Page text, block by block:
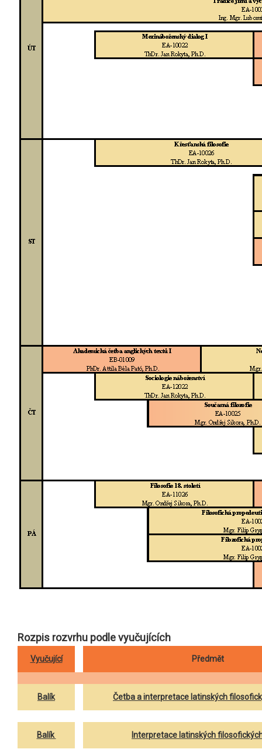
Rozpis rozvrhu podle vyučujících
Vyučující Předmět
Balík Četba a interpretace latinských
Balík Interpretace latinských